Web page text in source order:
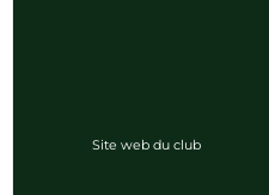
Site web du club